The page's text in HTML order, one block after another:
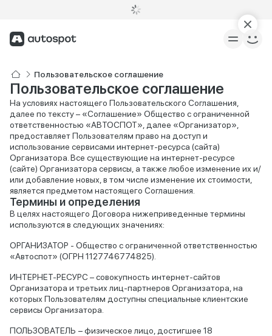
Пользовательское соглашение
Пользовательское соглашение
На условиях настоящего Пользовательского Соглашения,
далее по тексту – «Соглашение» Общество с ограниченной
ответственностью «АВТОСПОТ», далее «Организатор»,
предоставляет Пользователям право на доступ и
использование сервисами интернет-ресурса (сайта)
Организатора. Все существующие на интернет-ресурсе
(сайте) Организатора сервисы, а также любое изменение их и/
или добавление новых, в том числе изменение их стоимости,
является предметом настоящего Соглашения.
Термины и определения
В целях настоящего Договора нижеприведенные термины
используются в следующих значениях:
ОРГАНИЗАТОР - Общество с ограниченной ответственностью
«Автоспот» (ОГРН 1127746774825).
ИНТЕРНЕТ-РЕСУРС – совокупность интернет-сайтов
Организатора и третьих лиц-партнеров Организатора, на
которых Пользователям доступны специальные клиентские
сервисы Организатора.
ПОЛЬЗОВАТЕЛЬ − физическое лицо, достигшее 18